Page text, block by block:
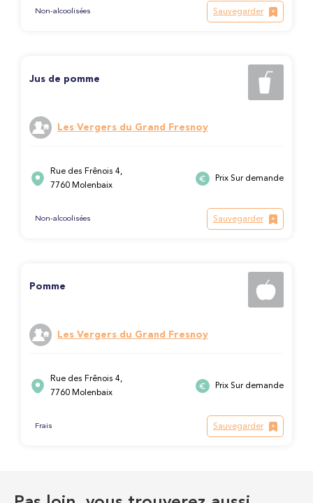
Non-alcoolisées Sauvegarder
Jus de pomme
Les Vergers du Grand Fresnoy
Rue des Frênois 4,
7760 Molenbaix
Prix Sur demande
Non-alcoolisées Sauvegarder
Pomme
Les Vergers du Grand Fresnoy
Rue des Frênois 4,
7760 Molenbaix
Prix Sur demande
Frais Sauvegarder